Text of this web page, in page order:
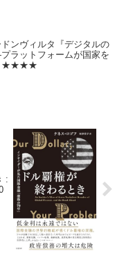
ンヴィルタ『デジタルの
ラットフォームが国家を
★★★★
: